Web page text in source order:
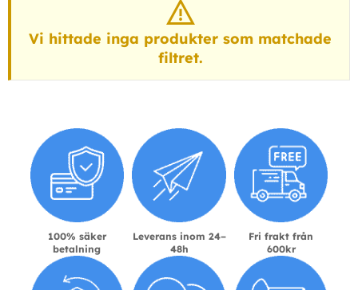
Vi hittade inga produkter som matchade
filtret.
100% säker
betalning
Leverans inom 24–
48h
Fri frakt från
600kr